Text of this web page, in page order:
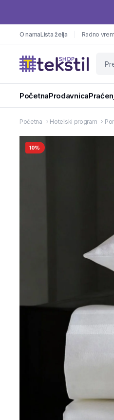
O namaLista želja Radno
PočetnaProdavnica
Početna Hotelski program
10%